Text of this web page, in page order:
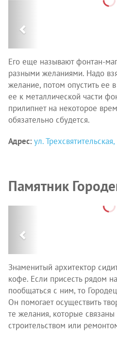
Его еще называют фонтан-
разными желаниями. Надо
желание, потом опустить ее
ее к металлической части
прилипнет на некоторое
обязательно сбудется.
Адрес: ул. Трехсвятительская,
Памятник
Знаменитый архитектор
кофе. Если присесть рядом
пообщаться с ним, то
Он помогает осуществить
те желания, которые
строительством или